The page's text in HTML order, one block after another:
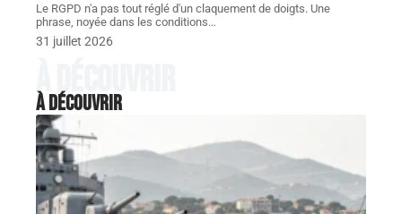
Le RGPD n'a pas tout réglé d'un claquement de doigts. Une
phrase, noyée dans les conditions…
31 juillet 2026
À découvrir
À découvrir